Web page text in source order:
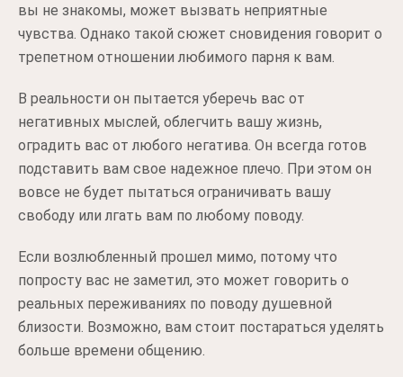
вы не знакомы, может вызвать неприятные
чувства. Однако такой сюжет сновидения говорит о
трепетном отношении любимого парня к вам.
В реальности он пытается уберечь вас от
негативных мыслей, облегчить вашу жизнь,
оградить вас от любого негатива. Он всегда готов
подставить вам свое надежное плечо. При этом он
вовсе не будет пытаться ограничивать вашу
свободу или лгать вам по любому поводу.
Если возлюбленный прошел мимо, потому что
попросту вас не заметил, это может говорить о
реальных переживаниях по поводу душевной
близости. Возможно, вам стоит постараться уделять
больше времени общению.